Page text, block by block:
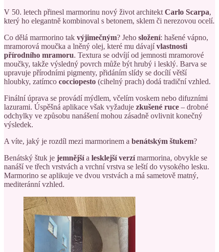
V 50. letech přinesl marmorinu nový život architekt Carlo Scarpa,
který ho elegantně kombinoval s betonem, sklem či nerezovou ocelí.
Co dělá marmorino tak výjimečným? Jeho složení: hašené vápno,
mramorová moučka a lněný olej, které mu dávajívlastnosti
přírodního mramoru. Textura se odvíjí od jemnosti mramorové
moučky, takže výsledný povrch může být hrubý i lesklý. Barva se
upravuje přírodními pigmenty, přidáním slídy se docílí větší
hloubky, zatímco cocciopesto (cihelný prach) dodá tradiční vzhled.
Finální úprava se provádí mýdlem, včelím voskem nebo difuzními
lazurami. Úspěšná aplikace však vyžaduje zkušené ruce – drobné
odchylky ve způsobu nanášení mohou zásadně ovlivnit konečný
výsledek.
A víte, jaký je rozdíl mezi marmorinem a benátským štukem?
Benátský štuk je jemnějšía lesklejší verzímarmorina, obvykle se
nanáší ve třech vrstvách a vrchní vrstva se leští do vysokého lesku.
Marmorino se aplikuje ve dvou vrstvách a má sametově matný,
mediteránní vzhled.